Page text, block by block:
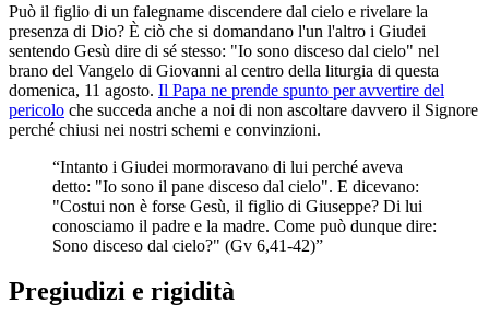
Può il figlio di un falegname discendere dal cielo e rivelare la
presenza di Dio? È ciò che si domandano l'un l'altro i Giudei
sentendo Gesù dire di sé stesso: "Io sono disceso dal cielo" nel
brano del Vangelo di Giovanni al centro della liturgia di questa
domenica, 11 agosto. Il Papa ne prende spunto per avvertire del
pericolo che succeda anche a noi di non ascoltare davvero il Signore
perché chiusi nei nostri schemi e convinzioni.
“Intanto i Giudei mormoravano di lui perché aveva
detto: "Io sono il pane disceso dal cielo". E dicevano:
"Costui non è forse Gesù, il figlio di Giuseppe? Di lui
conosciamo il padre e la madre. Come può dunque dire:
Sono disceso dal cielo?" (Gv 6,41-42)”
Pregiudizi e rigidità